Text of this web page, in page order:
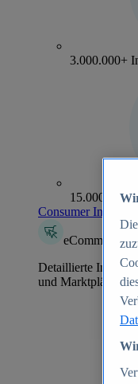
3.000.000+
15.000+
Consumer Insights
eCommerce
Detaillierte
und Marktplätzen